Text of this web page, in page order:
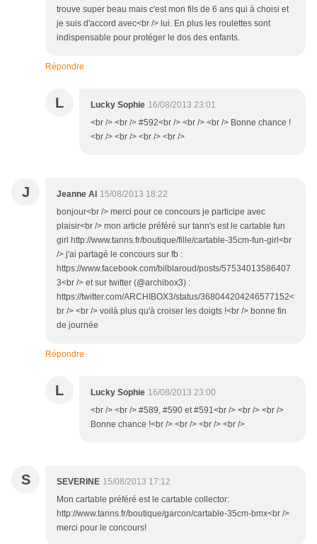
trouve super beau mais c'est mon fils de 6 ans qui à choisi et
je suis d'accord avec<br /> lui. En plus les roulettes sont
indispensable pour protéger le dos des enfants.
Répondre
L Lucky Sophie 16/08/2013 23:01
<br /> <br /> #592<br /> <br /> <br /> Bonne chance !
<br /> <br /> <br /> <br />
J Jeanne Al 15/08/2013 18:22
bonjour<br /> merci pour ce concours je participe avec
plaisir<br /> mon article préféré sur tann's est le cartable fun
girl http://www.tanns.fr/boutique/fille/cartable-35cm-fun-girl<br
/> j'ai partagé le concours sur fb :
https://www.facebook.com/bilblaroud/posts/57534013586407
3<br /> et sur twitter (@archibox3) :
https://twitter.com/ARCHIBOX3/status/368044204246577152<
br /> <br /> voilà plus qu'à croiser les doigts !<br /> bonne fin
de journée
Répondre
L Lucky Sophie 16/08/2013 23:00
<br /> <br /> #589, #590 et #591<br /> <br /> <br />
Bonne chance !<br /> <br /> <br /> <br />
S SEVERINE 15/08/2013 17:12
Mon cartable préféré est le cartable collector:
http://www.tanns.fr/boutique/garcon/cartable-35cm-bmx<br />
merci pour le concours!